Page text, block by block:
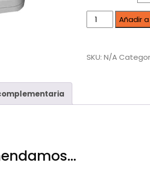
Añadir
SKU: N/A